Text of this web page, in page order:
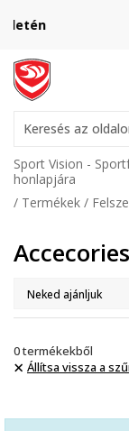
Keresés az
Sport Vision -
honlapjára
Termékek
Accecories
0termékekből
Állítsa vissza a